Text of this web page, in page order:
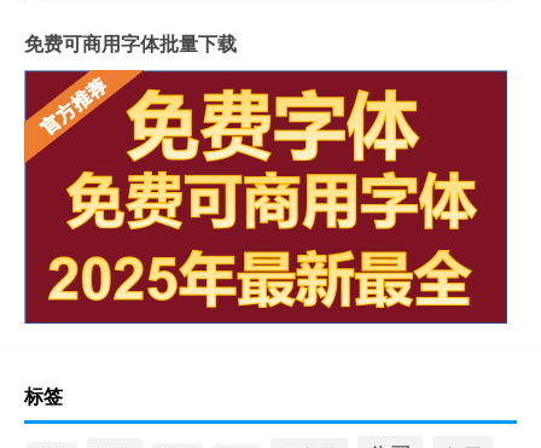
免费可商用字体批量下载
标签